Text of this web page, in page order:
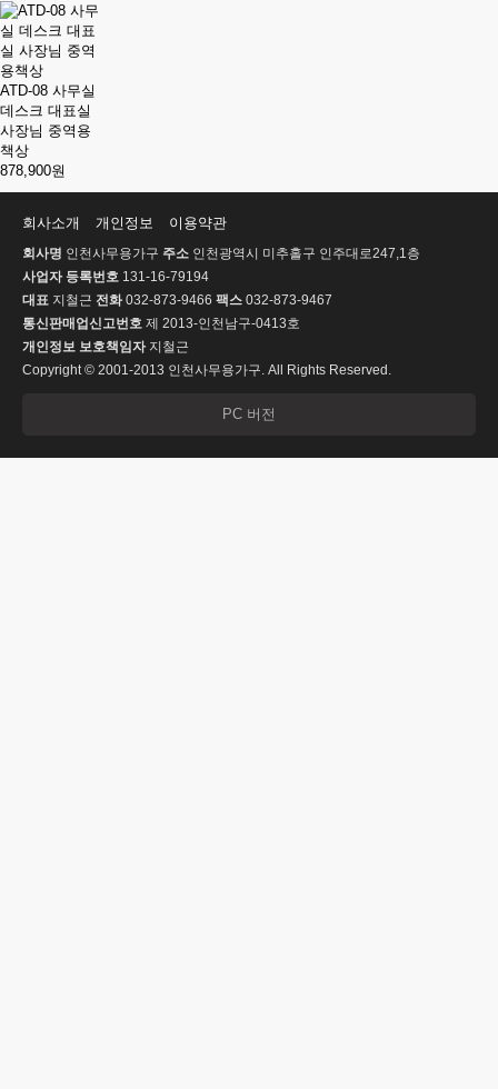
ATD-08 사무실
데스크 대표실
사장님 중역용
책상
878,900원
회사소개 개인정보 이용약관
회사명 인천사무용가구 주소 인천광역시 미추홀구 인주대로247,1층
사업자 등록번호 131-16-79194
대표 지철근 전화032-873-9466 팩스 032-873-9467
통신판매업신고번호 제 2013-인천남구-0413호
개인정보 보호책임자지철근
Copyright © 2001-2013 인천사무용가구. All Rights Reserved.
PC 버전